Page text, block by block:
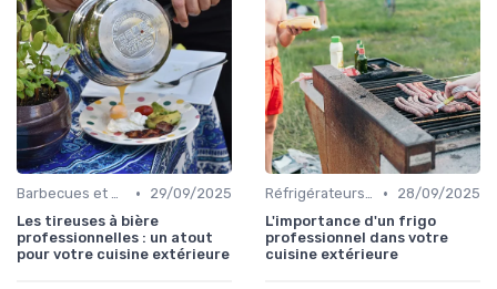
Barbecues et Grills •
29/09/2025
Les tireuses à bière
professionnelles : un atout
pour votre cuisine extérieure
Réfrigérateurs et Solutions de Stockage •
28/09/2025
L'importance d'un frigo
professionnel dans votre
cuisine extérieure